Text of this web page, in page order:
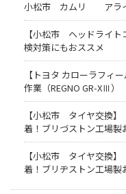
小松市 カムリ アライ
【小松市 ヘッドライト
検対策にもおススメ
【トヨタ カローラフィ
作業（REGNO GR-XⅢ）
【小松市 タイヤ交換
着！ブリづストン工場製
【小松市 タイヤ交換
着！ブリヂストン工場製